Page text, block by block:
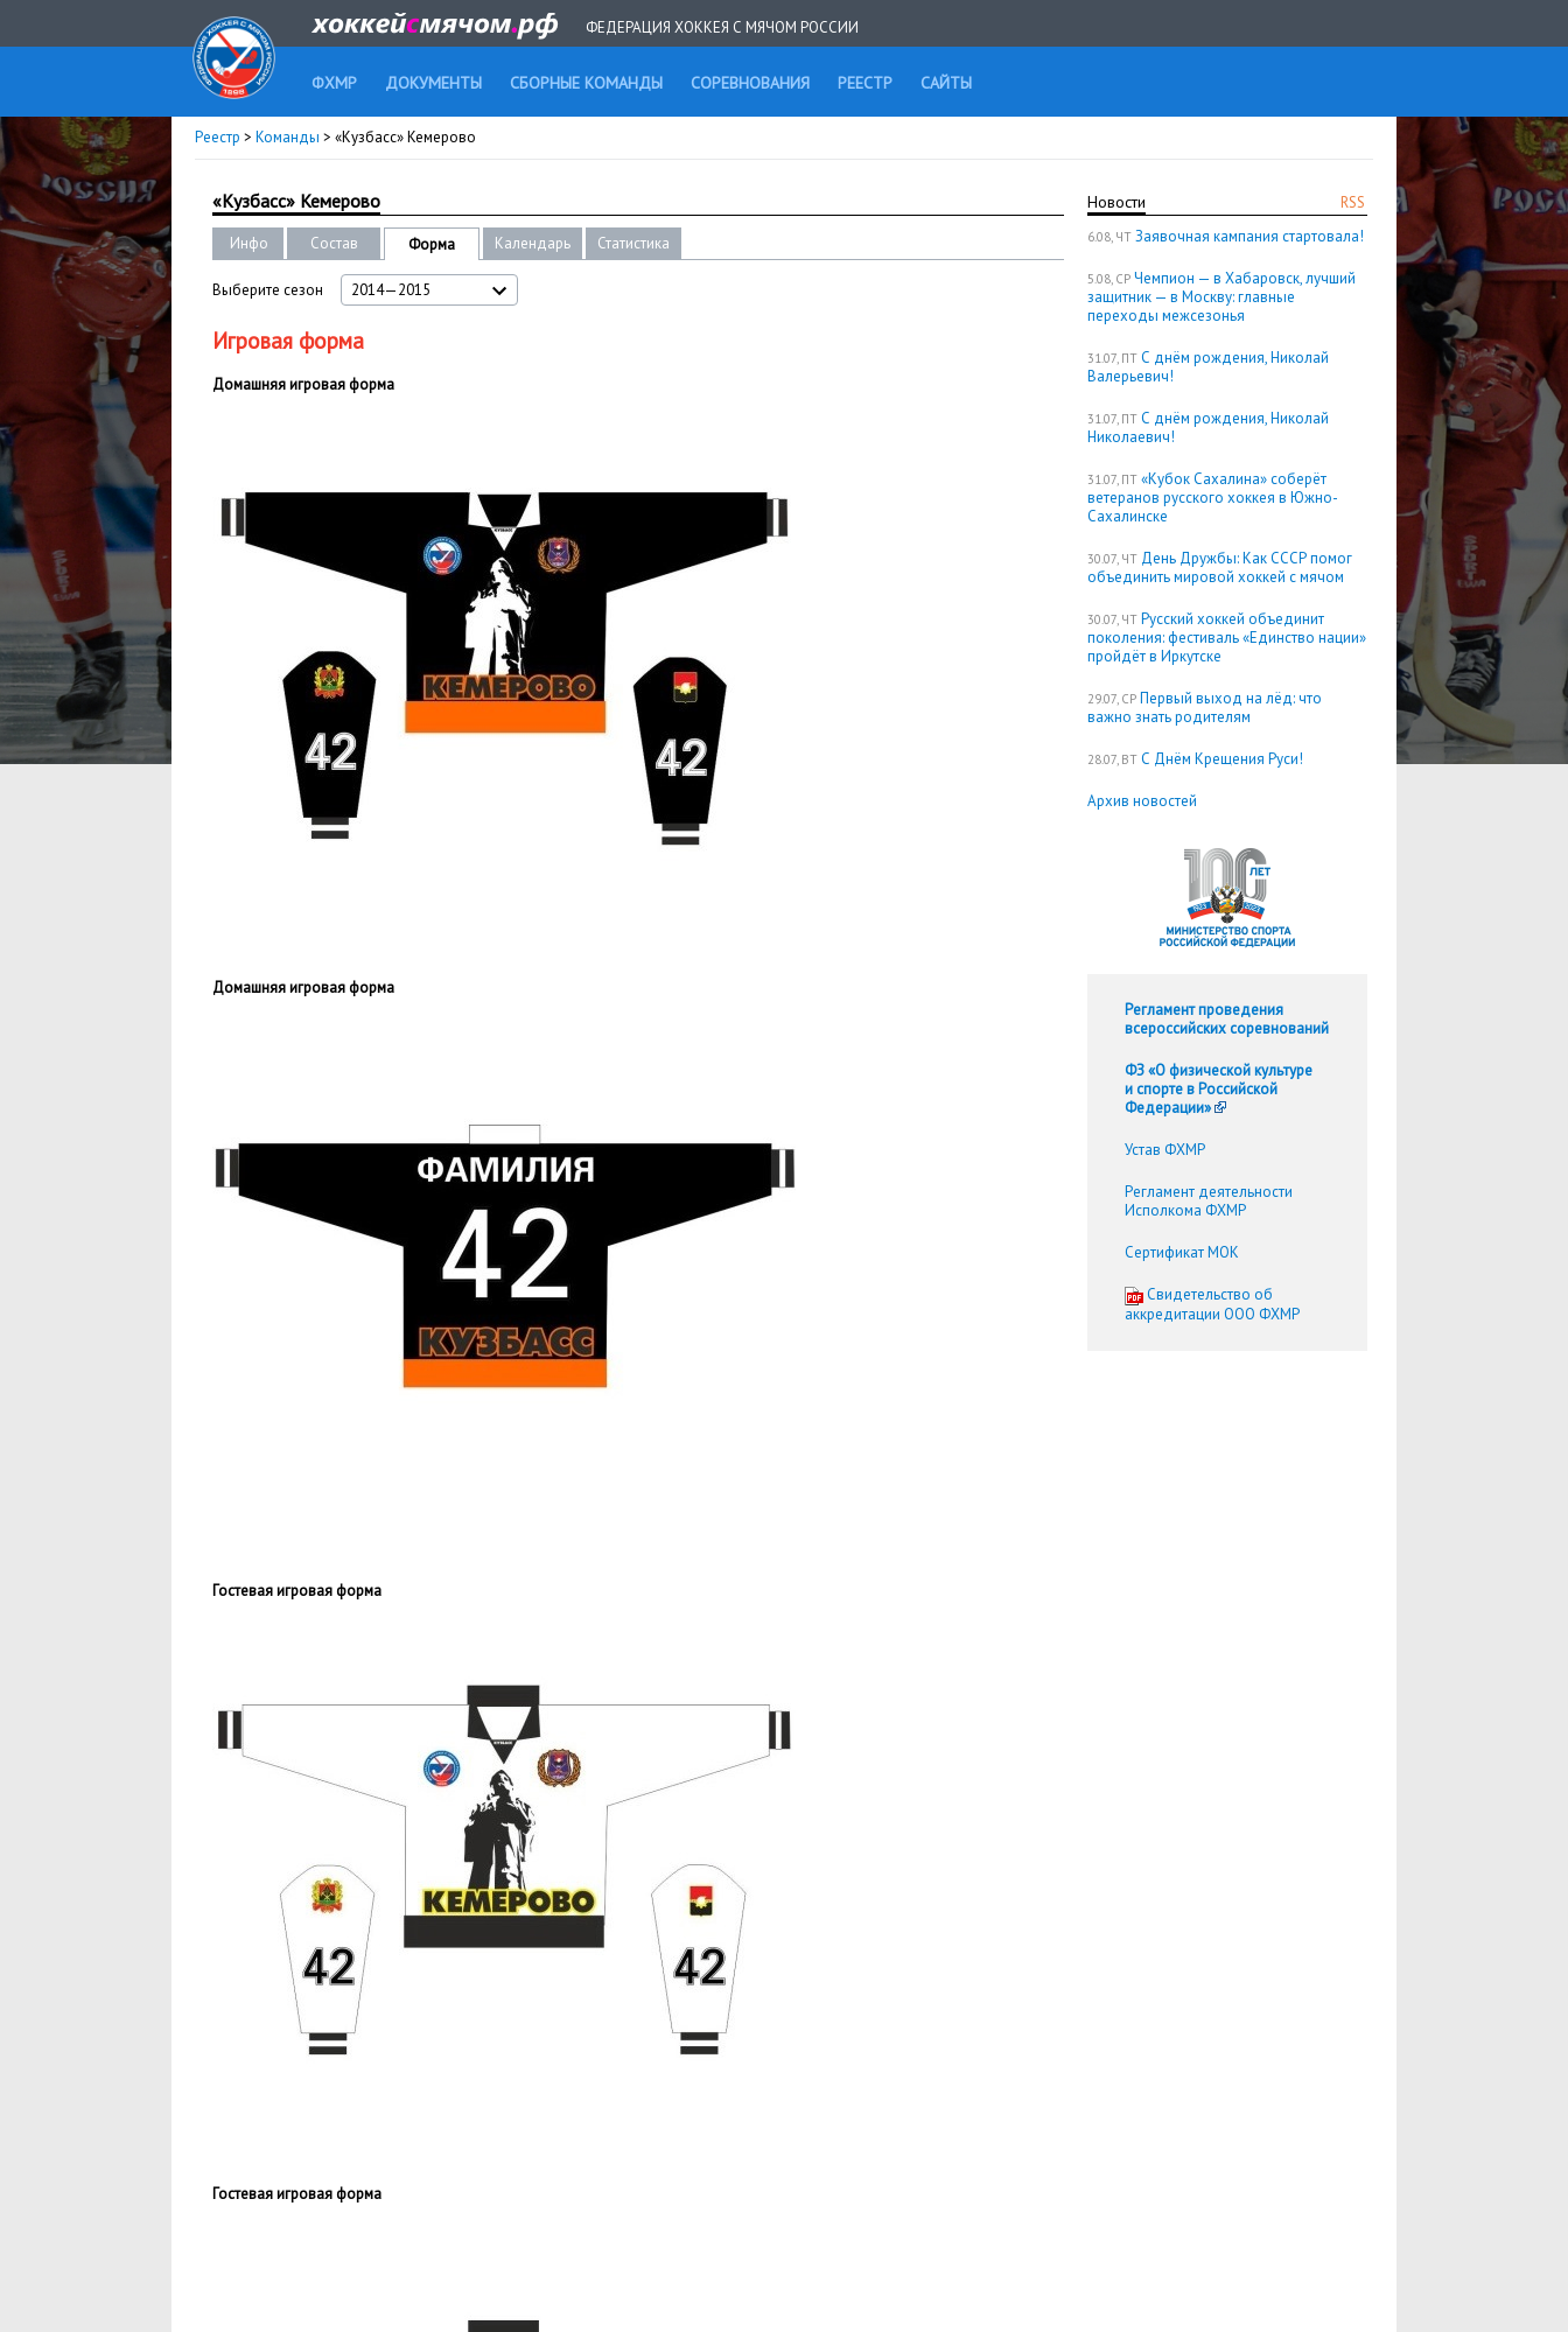
ФЕДЕРАЦИЯ ХОККЕЯ С МЯЧОМ РОССИИ
ФХМР ДОКУМЕНТЫ СБОРНЫЕ КОМАНДЫ СОРЕВНОВАНИЯ РЕЕСТР САЙТЫ
Реестр > Команды > «Кузбасс» Кемерово
RSS
Новости
6.08, ЧТ Заявочная кампания стартовала!
5.08, СР Чемпион — в Хабаровск, лучший
защитник — в Москву: главные
переходы межсезонья
31.07, ПТ С днём рождения, Николай
Валерьевич!
31.07, ПТ С днём рождения, Николай
Николаевич!
31.07, ПТ «Кубок Сахалина» соберёт
ветеранов русского хоккея в Южно-
Сахалинске
30.07, ЧТ День Дружбы: Как СССР помог
объединить мировой хоккей с мячом
30.07, ЧТ Русский хоккей объединит
поколения: фестиваль «Единство нации»
пройдёт в Иркутске
29.07, СР Первый выход на лёд: что
важно знать родителям
28.07, ВТ С Днём Крещения Руси!
Архив новостей
Регламент проведения
всероссийских соревнований
ФЗ «О физической культуре
и спорте в Российской
Федерации»
Устав ФХМР
Регламент деятельности
Исполкома ФХМР
Сертификат МОК
Cвидетельство об
аккредитации ООО ФХМР
«Кузбасс» Кемерово
Инфо Состав Форма Календарь Статистика
Выберите сезон 2014—2015
Игровая форма
Домашняя игровая форма
Домашняя игровая форма
Гостевая игровая форма
Гостевая игровая форма